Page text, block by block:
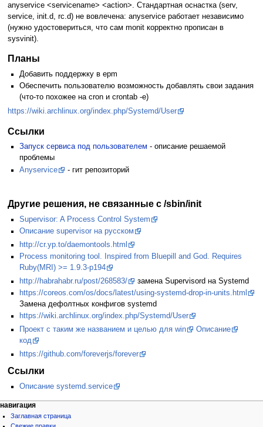
anyservice <servicename> <action>. Стандартная оснастка (serv,
service, init.d, rc.d) не вовлечена: anyservice работает независимо
(нужно удостовериться, что сам monit корректно прописан в
sysvinit).
Планы
Добавить поддержку в epm
Обеспечить пользователю возможность добавлять свои задания
(что-то похожее на cron и crontab -e)
https://wiki.archlinux.org/index.php/Systemd/User
Ссылки
Запуск сервиса под пользователем - описание решаемой
проблемы
Anyservice
- гит репозиторий
Другие решения, не связанные с /sbin/init
Supervisor: A Process Control System
Описание supervisor на русском
http://cr.yp.to/daemontools.html
Process monitoring tool. Inspired from Bluepill and God. Requires
Ruby(MRI) >= 1.9.3-p194
http://habrahabr.ru/post/268583/
замена Supervisord на Systemd
https://coreos.com/os/docs/latest/using-systemd-drop-in-units.html
Замена дефолтных конфигов systemd
https://wiki.archlinux.org/index.php/Systemd/User
Проект с таким же названием и целью для win
Описание
код
https://github.com/foreverjs/forever
Ссылки
Описание systemd.service
навигация
Заглавная страница